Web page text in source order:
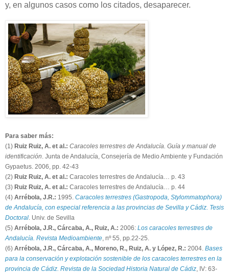
y, en algunos casos como los citados, desaparecer.
Para saber más:
(1) Ruiz Ruiz, A. et al.: Caracoles terrestres de Andalucía. Guía y manual de
identificación. Junta de Andalucía, Consejería de Medio Ambiente y Fundación
Gypaetus. 2006, pp. 42-43
(2) Ruiz Ruiz, A. et al.: Caracoles terrestres de Andalucía… p. 43
(3) Ruiz Ruiz, A. et al.: Caracoles terrestres de Andalucía… p. 44
(4) Arrébola, J.R.: 1995. Caracoles terrestres (Gastropoda, Stylommatophora)
de Andalucía, con especial referencia a las provincias de Sevilla y Cádiz. Tesis
Doctoral. Univ. de Sevilla
(5) Arrébola, J.R., Cárcaba, A., Ruiz, A.: 2006: Los caracoles terrestres de
Andalucía. Revista Medioambiente, nº 55, pp.22-25.
(6) Arrébola, J.R., Cárcaba, A., Moreno, R., Ruiz, A. y López, R.: 2004. Bases
para la conservación y explotación sostenible de los caracoles terrestres en la
provincia de Cádiz. Revista de la Sociedad Historia Natural de Cádiz, IV: 63-